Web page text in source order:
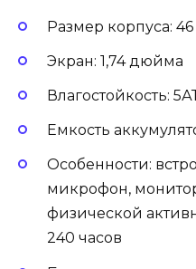
Размер корпуса:
Экран: 1,74 дюйма
Влагостойкость:
Емкость
Особенности:
микрофон,
физической
240 часов